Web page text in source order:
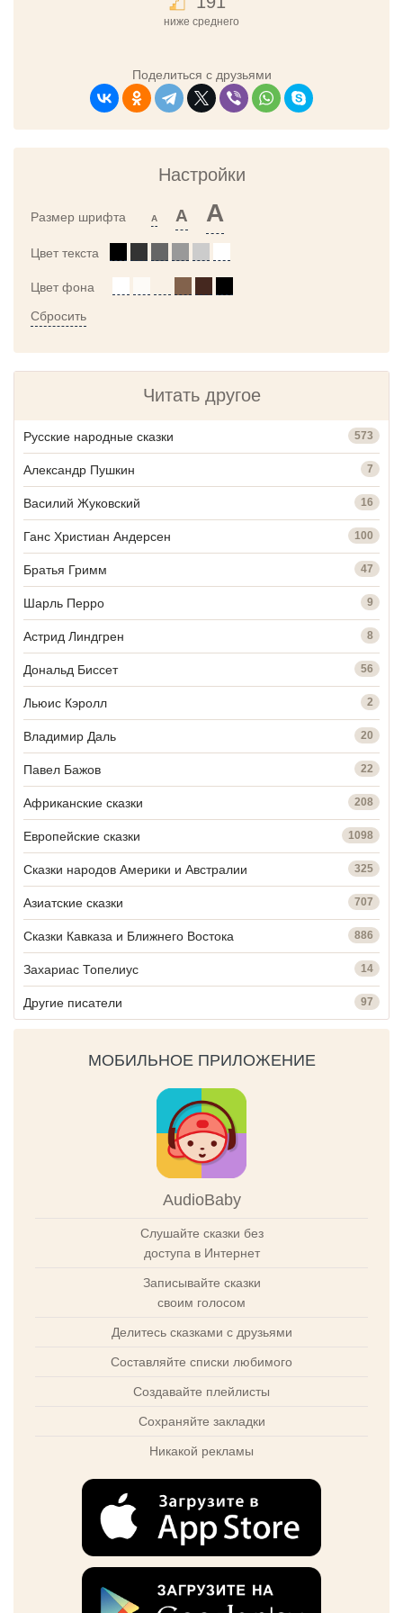
ниже среднего
Поделиться с друзьями
Настройки
Размер шрифта A A A
Цвет текста
Цвет фона
Сбросить
Читать другое
Русские народные сказки 573
Александр Пушкин 7
Василий Жуковский 16
Ганс Христиан Андерсен 100
Братья Гримм 47
Шарль Перро 9
Астрид Линдгрен 8
Дональд Биссет 56
Льюис Кэролл 2
Владимир Даль 20
Павел Бажов 22
Африканские сказки 208
Европейские сказки 1098
Сказки народов Америки и Австралии 325
Азиатские сказки 707
Сказки Кавказа и Ближнего Востока 886
Захариас Топелиус 14
Другие писатели 97
МОБИЛЬНОЕ ПРИЛОЖЕНИЕ
AudioBaby
Слушайте сказки без
доступа в Интернет
Записывайте сказки
своим голосом
Делитесь сказками с друзьями
Составляйте списки любимого
Создавайте плейлисты
Сохраняйте закладки
Никакой рекламы